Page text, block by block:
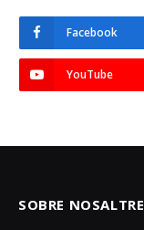
Facebook
YouTube
SOBRE